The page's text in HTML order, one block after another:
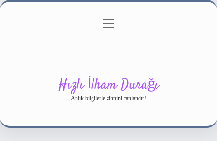
Gizlilik Politikası
menüyü
Hızlı İlham Durağı
Anlık bilgilerle zihnini canlandır!